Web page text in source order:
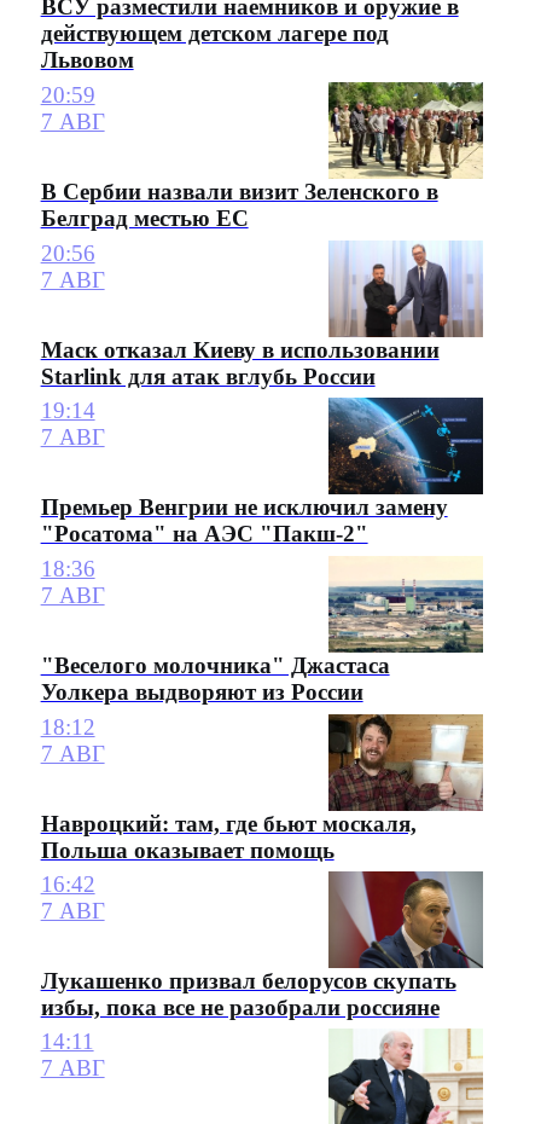
ВСУ разместили наемников и оружие в
действующем детском лагере под
Львовом
20:59
7 АВГ
В Сербии назвали визит Зеленского в
Белград местью ЕС
20:56
7 АВГ
Маск отказал Киеву в использовании
Starlink для атак вглубь России
19:14
7 АВГ
Премьер Венгрии не исключил замену
"Росатома" на АЭС "Пакш-2"
18:36
7 АВГ
"Веселого молочника" Джастаса
Уолкера выдворяют из России
18:12
7 АВГ
Навроцкий: там, где бьют москаля,
Польша оказывает помощь
16:42
7 АВГ
Лукашенко призвал белорусов скупать
избы, пока все не разобрали россияне
14:11
7 АВГ